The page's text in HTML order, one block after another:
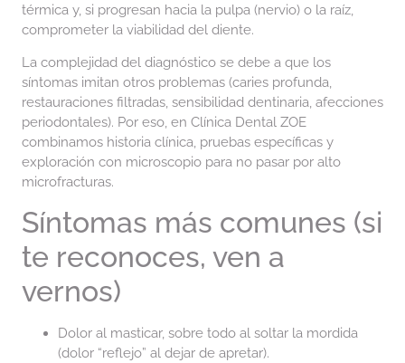
térmica y, si progresan hacia la pulpa (nervio) o la raíz,
comprometer la viabilidad del diente.
La complejidad del diagnóstico se debe a que los
síntomas imitan otros problemas (caries profunda,
restauraciones filtradas, sensibilidad dentinaria, afecciones
periodontales). Por eso, en Clínica Dental ZOE
combinamos historia clínica, pruebas específicas y
exploración con microscopio para no pasar por alto
microfracturas.
Síntomas más comunes (si
te reconoces, ven a
vernos)
Dolor al masticar, sobre todo al soltar la mordida
(dolor “reflejo” al dejar de apretar).